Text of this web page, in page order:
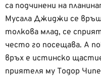
са подчинени на
Мусала Джиджи се
толкова млад, се
често го посещава. А
връх е истинско
приятеля му Тодор